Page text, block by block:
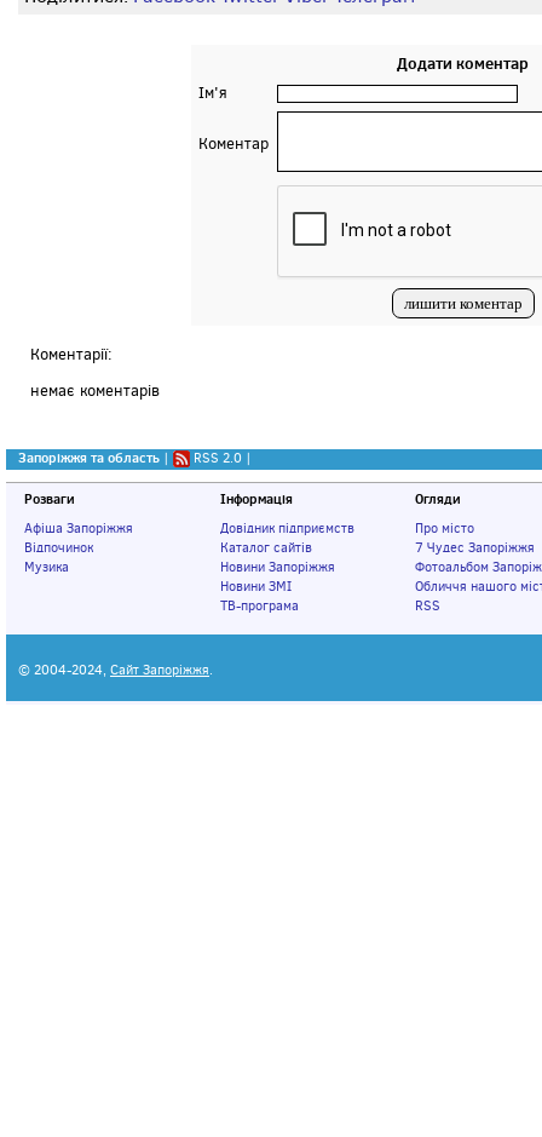
Додати коментар
Ім'я
Коментар
Коментарії:
немає коментарів
Запоріжжя та область | RSS 2.0 |
Розваги
Афіша Запоріжжя
Відпочинок
Музика
Інформація
Довідник підприємств
Каталог сайтів
Новини Запоріжжя
Новини ЗМІ
ТВ-програма
Огляди
Про місто
7 Чудес Запоріжжя
Фотоальбом
Обличчя нашого
RSS
© 2004-2024, Сайт Запоріжжя.